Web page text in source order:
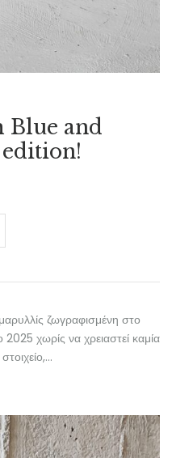
and
ζωγραφισμένη στο
χωρίς να χρειαστεί καμία